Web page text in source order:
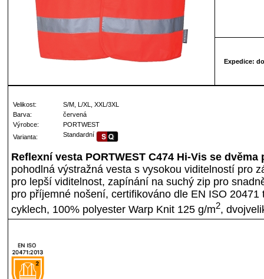
Expedice:
Velikost:
S/M, L/XL, XXL/3XL
Barva:
červená
Výrobce:
PORTWEST
Varianta:
Standardní
Reflexní vesta PORTWEST C474 Hi-Vis se dvěma
pohodlná výstražná vesta s vysokou viditelností pro
pro lepší viditelnost, zapínání na suchý zip pro
pro příjemné nošení, certifikováno dle EN ISO
cyklech, 100% polyester Warp Knit 125 g/m2,